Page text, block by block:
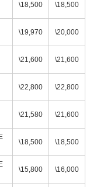
\18,500 \18,500
\19,970 \20,000
\21,600 \21,600
\22,800 \22,800
\21,580 \21,600
\18,500 \18,500
\15,800 \16,000